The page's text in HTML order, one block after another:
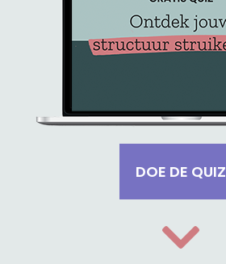
DOE DE QUIZ